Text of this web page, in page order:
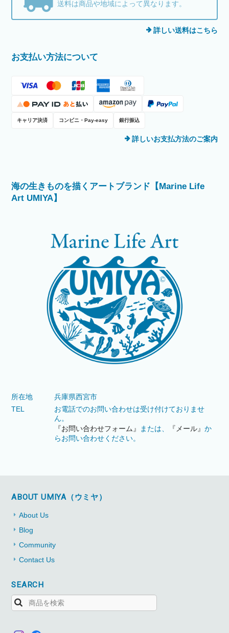
送料は商品や地域によって異なります。
詳しい送料はこちら
お支払い方法について
キャリア決済 コンビニ・Pay-easy 銀行振込
詳しいお支払方法のご案内
海の生きものを描くアートブランド【Marine Life
Art UMIYA】
所在地
兵庫県西宮市
TEL
お電話でのお問い合わせは受け付けておりませ
ん。
『お問い合わせフォーム』 または、 『メール』か
らお問い合わせください。
ABOUT UMIYA（ウミヤ）
About Us
Blog
Community
Contact Us
SEARCH